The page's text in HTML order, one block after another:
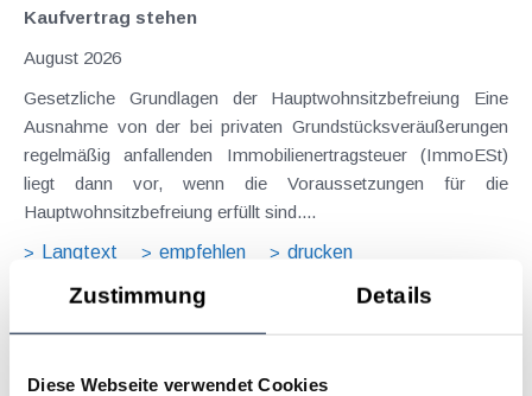
Zustimmung Details
Diese Webseite verwendet Cookies
Kaufvertrag stehen
August 2026
Gesetzliche Grundlagen der Hauptwohnsitzbefreiung Eine
Ausnahme von der bei privaten Grundstücksveräußerungen
regelmäßig anfallenden Immobilienertragsteuer (ImmoESt)
liegt dann vor, wenn die Voraussetzungen für die
Hauptwohnsitzbefreiung erfüllt sind....
Langtext
empfehlen drucken
August 2026